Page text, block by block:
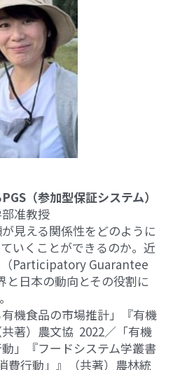
（参加型保証システム）
准教授
見える関係性をどのように
いくことができるのか。近
（Participatory Guarantee
日本の動向とその役割に
機食品の市場推計」『有機
共著） 農文協  2022／「有機
」『フードシステム学叢書
行動」』
（共著） 農林統